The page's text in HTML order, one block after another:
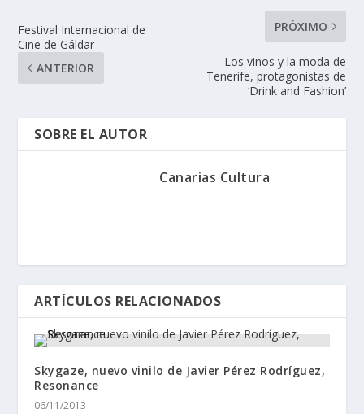
Festival Internacional de
Cine de Gáldar
ANTERIOR
PRÓXIMO
Los vinos y la moda de
Tenerife, protagonistas de
‘Drink and Fashion’
SOBRE EL AUTOR
Canarias Cultura
ARTÍCULOS RELACIONADOS
Skygaze, nuevo vinilo de Javier Pérez Rodríguez,
Resonance
06/11/2013